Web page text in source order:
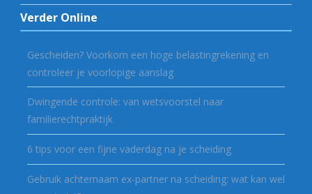
Verder Online
Gescheiden? Voorkom een hoge belastingrekening en
controleer je voorlopige aanslag
Dwingende controle: van wetsvoorstel naar
familierechtpraktijk
6 tips voor een fijne vaderdag na je scheiding
Gebruik achternaam ex-partner na scheiding: wat kan wel